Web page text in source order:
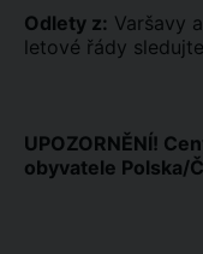
Odlety z: Varšavy
letové řády
UPOZORNĚNÍ!
obyvatele Polska/